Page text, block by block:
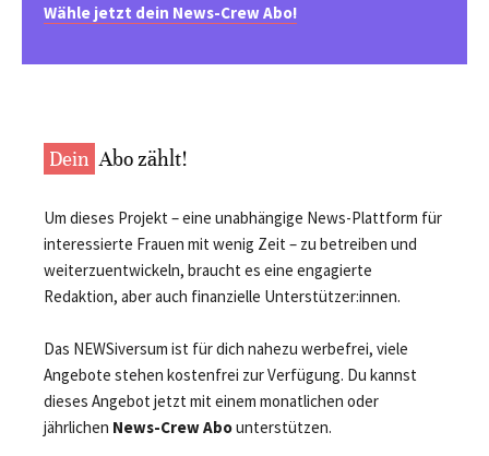
Wähle jetzt dein News-Crew Abo!
Dein Abo zählt!
Um dieses Projekt – eine unabhängige News-Plattform für
interessierte Frauen mit wenig Zeit – zu betreiben und
weiterzuentwickeln, braucht es eine engagierte
Redaktion, aber auch finanzielle Unterstützer:innen.
Das NEWSiversum ist für dich nahezu werbefrei, viele
Angebote stehen kostenfrei zur Verfügung. Du kannst
dieses Angebot jetzt mit einem monatlichen oder
jährlichen News-Crew Abounterstützen.